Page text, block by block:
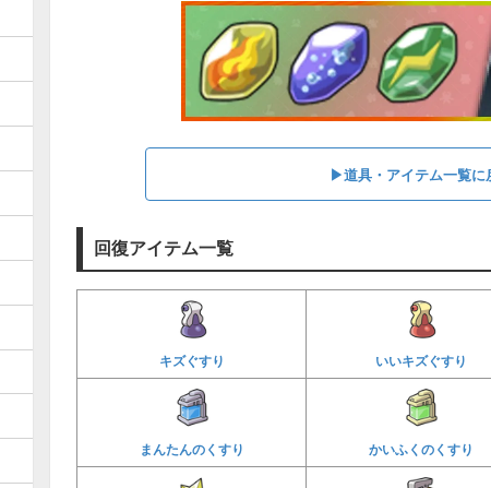
▶︎道具・アイテム一覧に
回復アイテム一覧
キズぐすり いいキズぐすり
まんたんのくすり かいふくのくすり